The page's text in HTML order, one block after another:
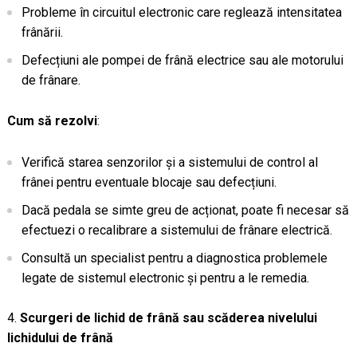
Probleme în circuitul electronic care reglează intensitatea
frânării.
Defecțiuni ale pompei de frână electrice sau ale motorului
de frânare.
Cum să rezolvi:
Verifică starea senzorilor și a sistemului de control al
frânei pentru eventuale blocaje sau defecțiuni.
Dacă pedala se simte greu de acționat, poate fi necesar să
efectuezi o recalibrare a sistemului de frânare electrică.
Consultă un specialist pentru a diagnostica problemele
legate de sistemul electronic și pentru a le remedia.
Scurgeri de lichid de frână sau scăderea nivelului
lichidului de frână